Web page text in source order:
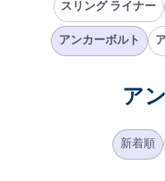
スリング ライナー
アンカーボルト
ア
新着順